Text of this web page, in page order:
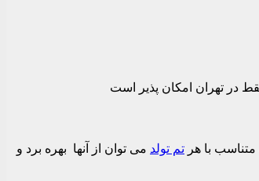
در تهران امکان پذیر است
با هر تم تولد می توان از آنها بهره برد و